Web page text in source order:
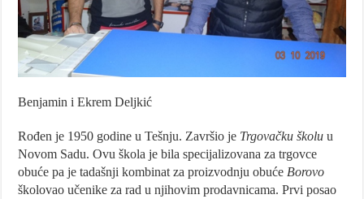
Benjamin i Ekrem Deljkić
Rođen je 1950 godine u Tešnju. Završio je Trgovačku školu u
Novom Sadu. Ovu škola je bila specijalizovana za trgovce
obuće pa je tadašnji kombinat za proizvodnju obuće Borovo
školovao učenike za rad u njihovim prodavnicama. Prvi posao